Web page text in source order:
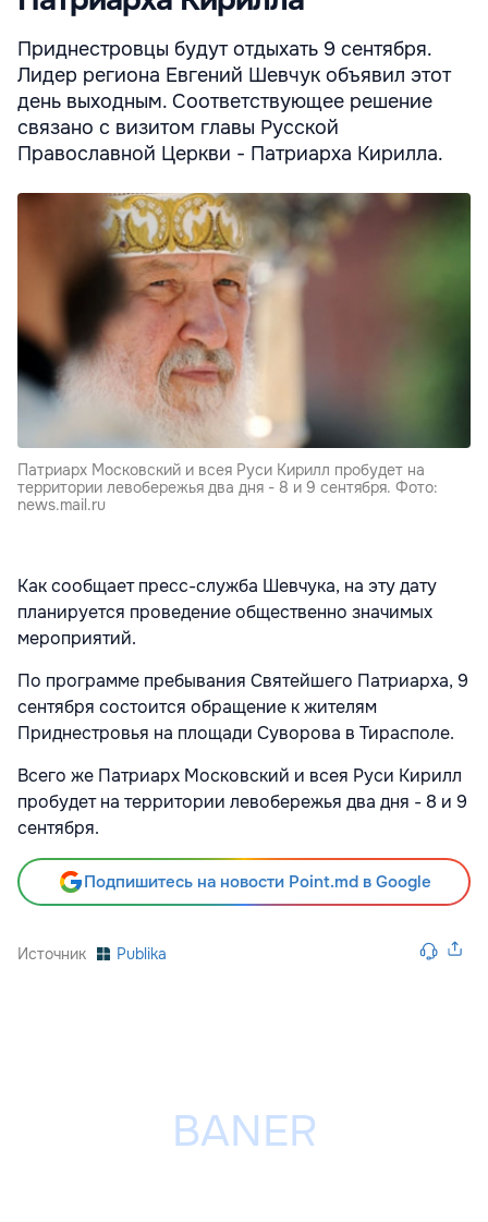
Приднестровцы будут отдыхать 9 сентября.
Лидер региона Евгений Шевчук объявил этот
день выходным. Соответствующее решение
связано с визитом главы Русской
Православной Церкви - Патриарха Кирилла.
Патриарх Московский и всея Руси Кирилл пробудет на
территории левобережья два дня - 8 и 9 сентября. Фото:
news.mail.ru
Как сообщает пресс-служба Шевчука, на эту дату
планируется проведение общественно значимых
мероприятий.
По программе пребывания Святейшего Патриарха, 9
сентября состоится обращение к жителям
Приднестровья на площади Суворова в Тирасполе.
Всего же Патриарх Московский и всея Руси Кирилл
пробудет на территории левобережья два дня - 8 и 9
сентября.
Подпишитесь на новости Point.md в Google
Источник Publika